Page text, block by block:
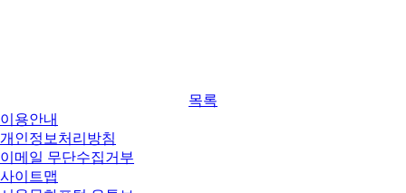
목록
이용안내
개인정보처리방침
이메일 무단수집거부
사이트맵